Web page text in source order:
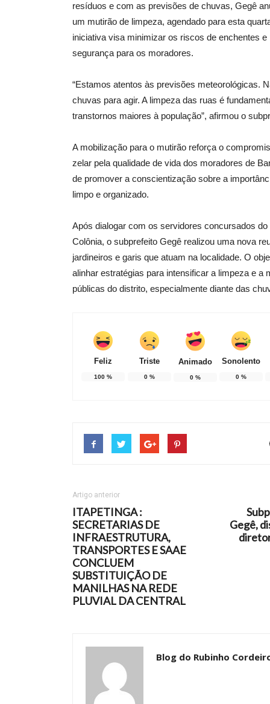
resíduos e com as previsões de chuvas, Gegê
um mutirão de limpeza, agendado para esta
iniciativa visa minimizar os riscos de enchentes e
segurança para os moradores.
“Estamos atentos às previsões meteorológicas.
chuvas para agir. A limpeza das ruas é
transtornos maiores à população”, afirmou o
A mobilização para o mutirão reforça o
zelar pela qualidade de vida dos moradores de
de promover a conscientização sobre a
limpo e organizado.
Após dialogar com os servidores concursados do
Colônia, o subprefeito Gegê realizou uma nova
jardineiros e garis que atuam na localidade. O
alinhar estratégias para intensificar a limpeza e a
públicas do distrito, especialmente diante das
Feliz
100 %
Triste
0%
Animado
0%
Sonolento
0 %
Artigo anterior
ITAPETINGA :
SECRETARIAS DE
INFRAESTRUTURA,
TRANSPORTES E SAAE
CONCLUEM
SUBSTITUIÇÃO DE
MANILHAS NA REDE
PLUVIAL DA CENTRAL
Gegê,
Blog do Rubinho